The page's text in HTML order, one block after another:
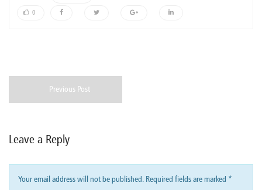
0
Previous Post
Leave a Reply
Your email address will not be published. Required fields are marked *